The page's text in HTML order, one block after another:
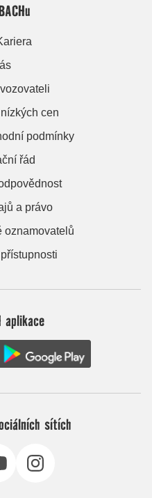
cen
podmínky
řád
a právo
oznamovatelů
aplikace
sítích